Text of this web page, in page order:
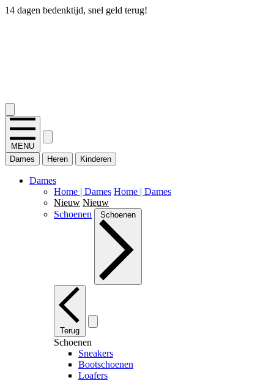
14 dagen bedenktijd, snel geld terug!
MENU
Dames
Heren Kinderen
Dames
Home | Dames Home | Dames
Nieuw Nieuw
Schoenen
Schoenen
Terug
Schoenen
Sneakers
Bootschoenen
Loafers